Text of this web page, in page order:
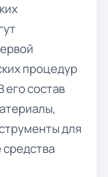
процедур
его состав
для
средства